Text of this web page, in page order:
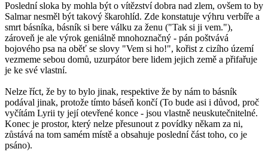
Poslední sloka by mohla být o vítězství dobra nad zlem, ovšem to by
Salmar nesměl být takový škarohlíd. Zde konstatuje výhru verbíře a
smrt básníka, básník si bere válku za ženu ("Tak si ji vem."),
zároveň je ale výrok geniálně mnohoznačný - pán poštvává
bojového psa na oběť se slovy "Vem si ho!", kořist z cizího území
vezmeme sebou domů, uzurpátor bere lidem jejich země a přifařuje
je ke své vlastní.
Nelze říct, že by to bylo jinak, respektive že by nám to básník
podával jinak, protože tímto báseň končí (To bude asi i důvod, proč
vyčítám Lyrii ty její otevřené konce - jsou vlastně neuskutečnitelné.
Konec je prostor, který nelze přesunout z povídky někam za ni,
zůstává na tom samém místě a obsahuje poslední část toho, co je
psáno).